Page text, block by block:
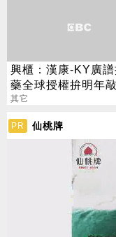
興櫃：漢康-KY廣
藥全球授權拚明年敲
近日送件目標明年
其它
PR 仙桃牌